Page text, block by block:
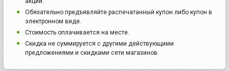
Обязательно предъявляйте распечатанный купон либо купон в
электронном виде.
Стоимость оплачивается на месте.
Скидка не суммируется с другими действующими
предложениями и скидками сети магазинов.